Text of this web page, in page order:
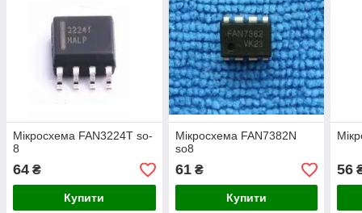
Мікросхема FAN3224T so-
8
64 ₴
Купити
Мікросхема FAN7382N
so8
61₴
Купити
56